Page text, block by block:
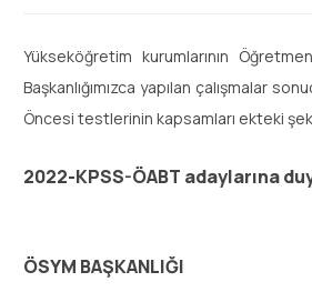
Yükseköğretim kurumlarının
Başkanlığımızca yapılan çalışmalar
Öncesi testlerinin kapsamları ekteki
2022-KPSS-ÖABT adaylarına
ÖSYM BAŞKANLIĞI